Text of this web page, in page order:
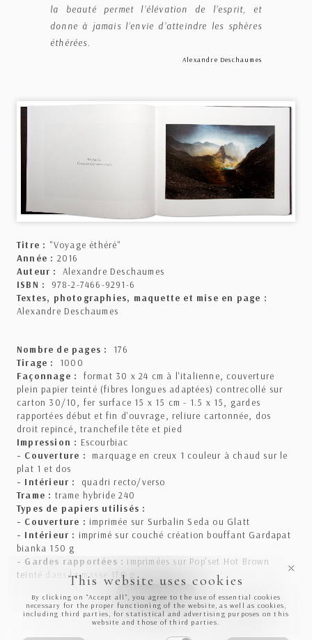
la beauté permet l’élévation de l’esprit, et
donne à jamais l’envie d’atteindre les sphères
éthérées.
Alexandre Deschaumes
Titre : "Voyage éthéré"
Année : 2016
Auteur :
Alexandre Deschaumes
ISBN :
978-2-7466-9291-6
Textes, photographies, maquette et mise en page :
Alexandre Deschaumes
Nombre de pages :
176
Tirage :
1000
Façonnage :
format 30 x 24 cm à l'italienne, couverture
plein papier teinté (fibres longues adaptées) contrecollé sur
carton 30/10, fer surface 15 x 15 cm - 1.5 x 15, gardes
rapportées début et fin d'ouvrage, reliure cartonnée, dos
droit repincé, tranchefile tête et pied
Impression : Escourbiac
- Couverture :
marquage en creux 1 couleur à chaud sur le
plat 1 et dos
- Intérieur :
quadri recto/verso
Trame : trame hybride 240
Types de papiers utilisés :
- Couverture : imprimée sur Surbalin Seda ou Glatt
- Intérieur : imprimé sur couché création bouffant Gardapat
bianka 150 g
- Gardes rapportées : imprimées sur Pop'set Hot Brown
teinté dans la masse 170 g
LIRE UNE REVIEW
NEWSLETTER S'INSCRIRE
This website uses cookies
By clicking on "Accept all", you agree to the use of essential cookies
necessary for the proper functioning of the website, as well as cookies,
including third parties, for statistical and advertising purposes on this
website and those of third parties.